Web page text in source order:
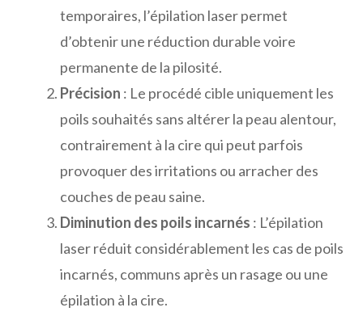
temporaires, l’épilation laser permet
d’obtenir une réduction durable voire
permanente de la pilosité.
Précision : Le procédé cible uniquement les
poils souhaités sans altérer la peau alentour,
contrairement à la cire qui peut parfois
provoquer des irritations ou arracher des
couches de peau saine.
Diminution des poils incarnés : L’épilation
laser réduit considérablement les cas de poils
incarnés, communs après un rasage ou une
épilation à la cire.